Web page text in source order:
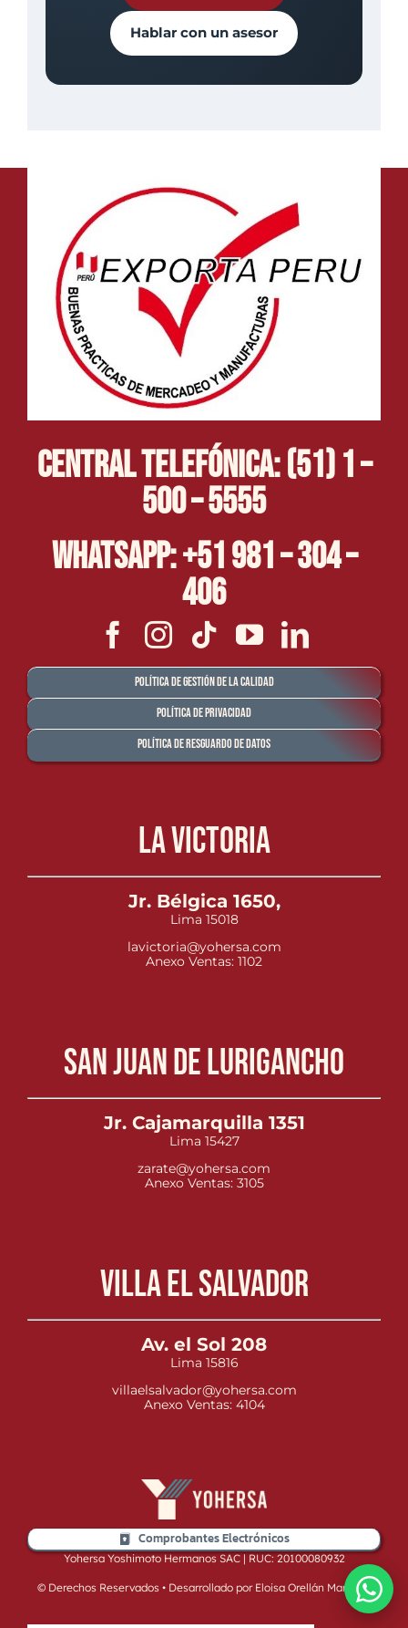
Hablar con un asesor
Central Telefónica: (51) 1 –
500 – 5555
Whatsapp: +51 981 – 304 –
406
Política de Gestión de la Calidad
Política de Privacidad
Política de Resguardo de Datos
La Victoria
Jr. Bélgica 1650,
Lima 15018
lavictoria@yohersa.com
Anexo Ventas: 1102
San Juan de Lurigancho
Jr. Cajamarquilla 1351
Lima 15427
zarate@yohersa.com
Anexo Ventas: 3105
Villa el Salvador
Av. el Sol 208
Lima 15816
villaelsalvador@yohersa.com
Anexo Ventas: 4104
Comprobantes Electrónicos
Yohersa Yoshimoto Hermanos SAC | RUC: 20100080932
© Derechos Reservados • Desarrollado por Eloisa Orellán Martínez